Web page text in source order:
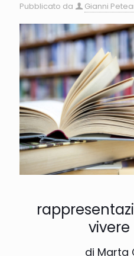
Pubblicato da Gianni
vivere
di Marta